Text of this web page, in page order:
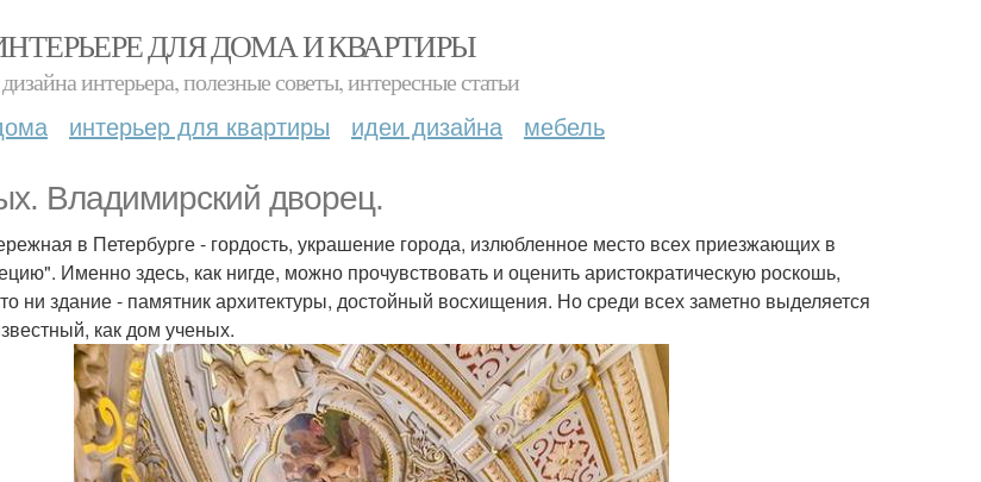
ДЛЯ ДОМА И КВАРТИРЫ
интерьера, полезные советы, интересные статьи
интерьер для квартиры идеи дизайна мебель
Владимирский дворец.
в Петербурге - гордость, украшение города, излюбленное место всех приезжающих в
Именно здесь, как нигде, можно прочувствовать и оценить аристократическую роскошь,
ни здание - памятник архитектуры, достойный восхищения. Но среди всех заметно выделяется
как дом ученых.